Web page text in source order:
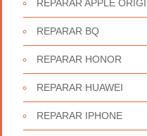
REPARAR APPLE
REPARAR BQ
REPARAR HONOR
REPARAR HUAWEI
REPARAR IPHONE